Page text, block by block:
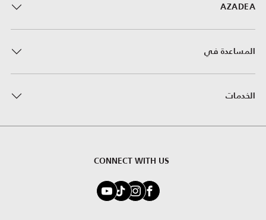
AZADEA
المساعدة في
الخدمات
CONNECT WITH US